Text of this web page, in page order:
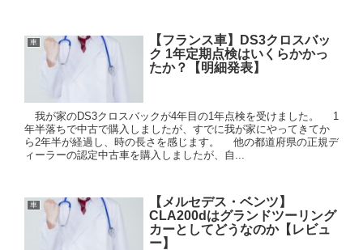
車
【フランス車】DS3クロスバッ
ク 1年定期点検はいくらかかっ
たか？【明細発表】
我が家のDS3クロスバックが4年目の1年点検を受けました。 1
年半落ちで中古で購入しましたが、すでに我が家にやってきてか
ら2年半が経過し、時の長さを感じます。 他の都道府県の正規デ
ィーラーの認定中古車を購入しましたが、自...
車
【メルセデス・ベンツ】
CLA200dはグランドツーリング
カーとしてどうなのか【レビュ
ー】